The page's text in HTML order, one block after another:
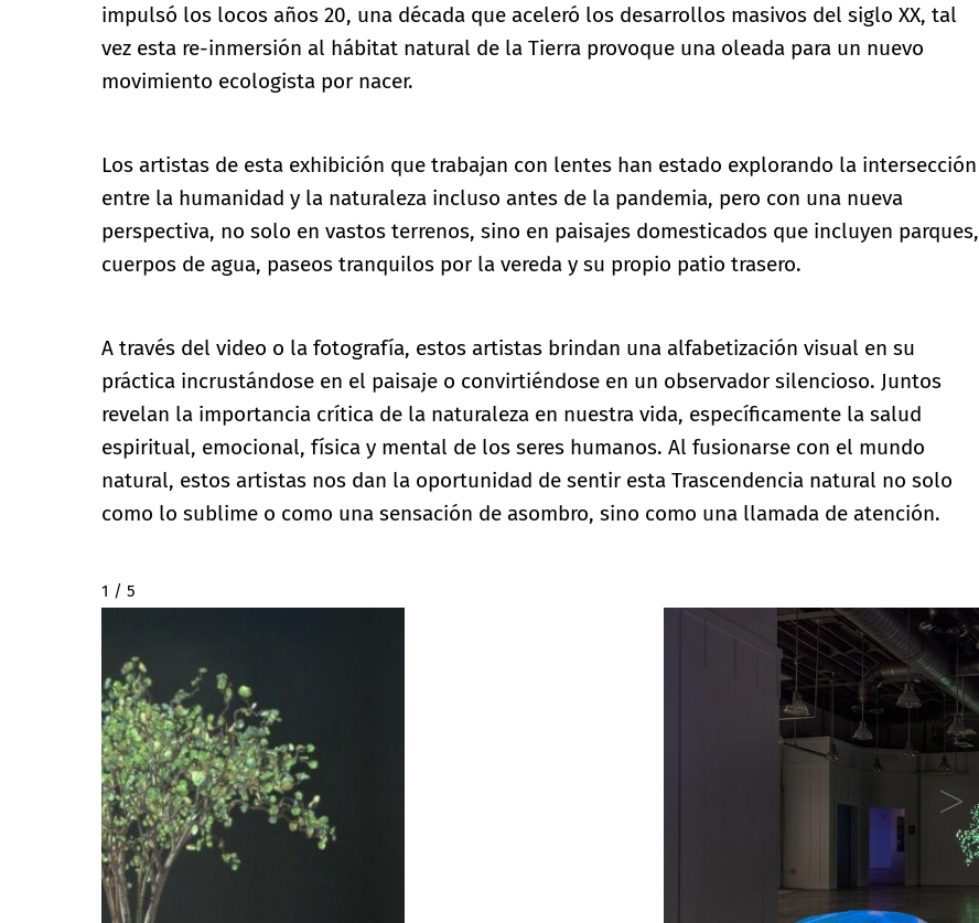
impulsó los locos años 20, una década que aceleró los desarrollos masivos del siglo XX, tal
vez esta re-inmersión al hábitat natural de la Tierra provoque una oleada para un nuevo
movimiento ecologista por nacer.
Los artistas de esta exhibición que trabajan ​​con lentes han estado explorando la intersección
entre la humanidad y la naturaleza incluso antes de la pandemia, pero con una nueva
perspectiva, no solo en vastos terrenos, sino en paisajes domesticados que incluyen parques,
cuerpos de agua, paseos tranquilos por la vereda y su propio patio trasero.
A través del video o la fotografía, estos artistas brindan una alfabetización visual en su
práctica incrustándose en el paisaje o convirtiéndose en un observador silencioso. Juntos
revelan la importancia crítica de la naturaleza en nuestra vida, específicamente la salud
espiritual, emocional, física y mental de los seres humanos. Al fusionarse con el mundo
natural, estos artistas nos dan la oportunidad de sentir esta Trascendencia natural no solo
como lo sublime o como una sensación de asombro, sino como una llamada de atención.
2 / 5